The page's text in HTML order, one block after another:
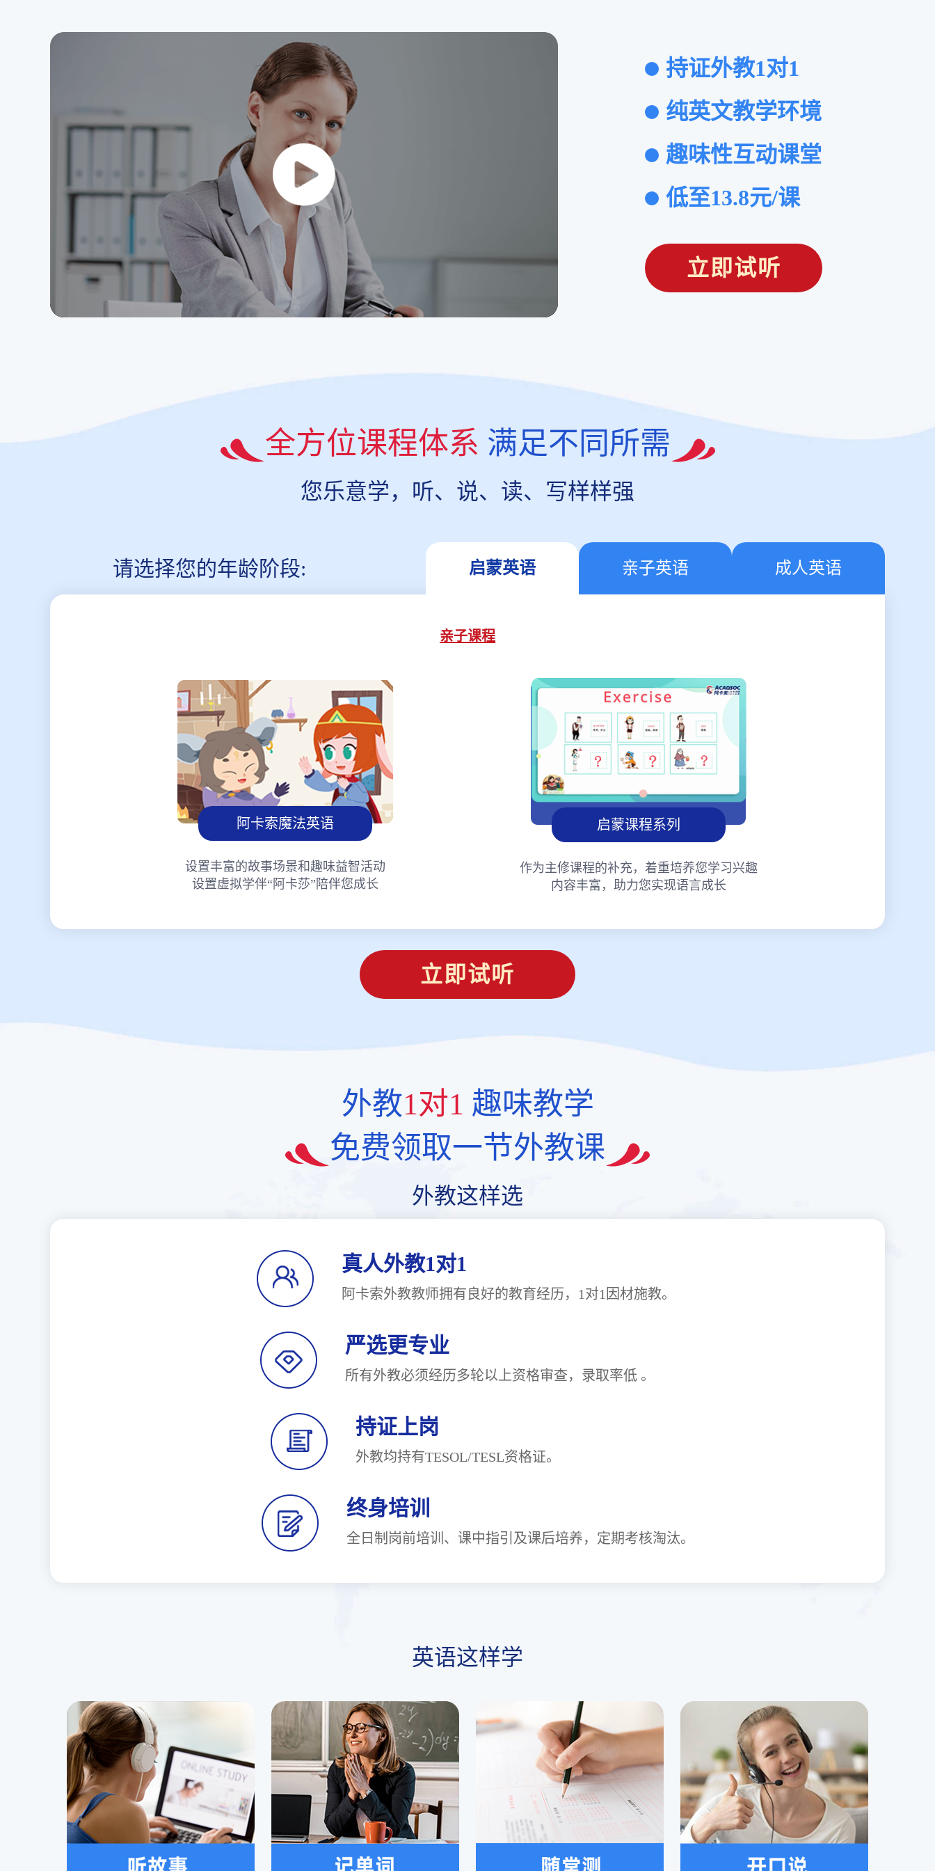
持证外教1对1
纯英文教学环境
趣味性互动课堂
低至13.8元/课
立即试听
全方位课程体系 满足不同所需
您乐意学，听、说、读、写样样强
请选择您的年龄阶段: 启蒙英语 亲子英语 成人英语
亲子课程
阿卡索魔法英语
设置丰富的故事场景和趣味益智活动
设置虚拟学伴“阿卡莎”陪伴您成长
启蒙课程系列
作为主修课程的补充，着重培养您学习兴趣
内容丰富，助力您实现语言成长
立即试听
外教1对1 趣味教学
免费领取一节外教课
外教这样选
真人外教1对1
阿卡索外教教师拥有良好的教育经历，1对1因材施教。
严选更专业
所有外教必须经历多轮以上资格审查，录取率低 。
持证上岗
外教均持有TESOL/TESL资格证。
终身培训
全日制岗前培训、课中指引及课后培养，定期考核淘汰。
英语这样学